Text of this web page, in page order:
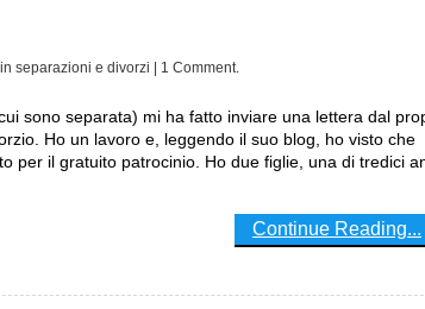
in separazioni e divorzi | 1 Comment.
Ho un lavoro e, leggendo il suo blog, ho visto che
per il gratuito patrocinio. Ho due figlie, una di tredici
Continue Reading...